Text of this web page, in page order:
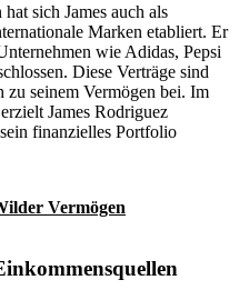
sich James auch als
Marken etabliert. Er
wie Adidas, Pepsi
Diese Verträge sind
zu seinem Vermögen bei. Im
James Rodriguez
finanzielles Portfolio
Vermögen